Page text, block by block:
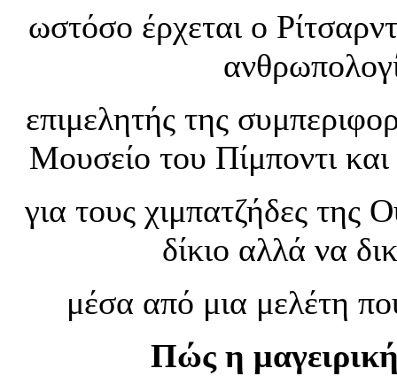
ωστόσο έρχεται ο
επιμελητής της
Μουσείο του Πίμποντι
για τους χιμπατζήδες της
δίκιο αλλά να
μέσα από μια μελέτη
Πώς η